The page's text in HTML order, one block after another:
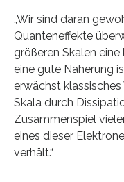
„Wir sind daran
Quanteneffekte
größeren Skalen
eine gute Näherung
erwächst klassisches
Skala durch
Zusammenspiel
eines dieser
verhält.“